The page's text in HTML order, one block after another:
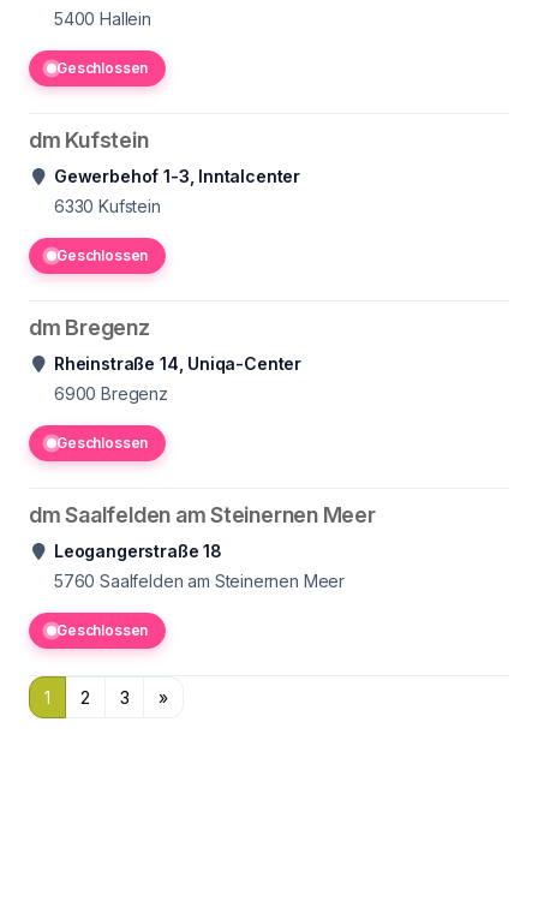
5400 Hallein
Geschlossen
dm Kufstein
Gewerbehof 1-3, Inntalcenter
6330 Kufstein
Geschlossen
dm Bregenz
Rheinstraße 14, Uniqa-Center
6900 Bregenz
Geschlossen
dm Saalfelden am Steinernen Meer
Leogangerstraße 18
5760 Saalfelden am Steinernen Meer
Geschlossen
1 2 3 »